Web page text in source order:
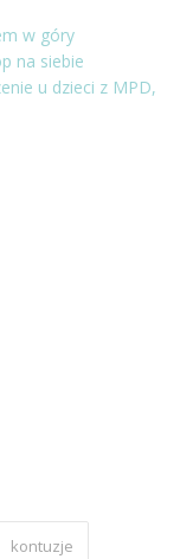
w góry
na siebie
u dzieci z MPD,
kontuzje